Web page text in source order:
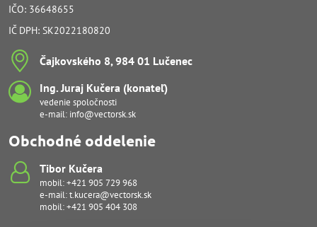
IČO: 36648655
IČ DPH: SK2022180820
Čajkovského 8, 984 01 Lučenec
Ing​. Juraj Kučera (konateľ)
vedenie spoločnosti
e-mail: info@vectorsk.sk
Obchodné oddelenie
Tibor Kučera
mobil:+421 905 729 968
e-mail:t.kucera@vectorsk.sk
mobil:+421 905 404 308